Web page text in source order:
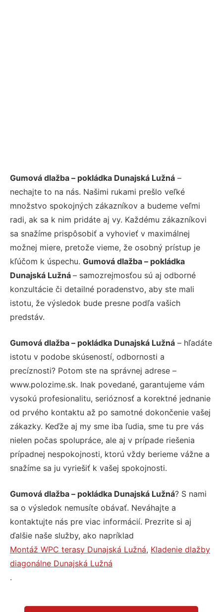
Gumová dlažba – pokládka Dunajská Lužná –
nechajte to na nás. Našimi rukami prešlo veľké
množstvo spokojných zákazníkov a budeme veľmi
radi, ak sa k nim pridáte aj vy. Každému zákazníkovi
sa snažíme prispôsobiť a vyhovieť v maximálnej
možnej miere, pretože vieme, že osobný prístup je
kľúčom k úspechu. Gumová dlažba – pokládka
Dunajská Lužná – samozrejmosťou sú aj odborné
konzultácie či detailné poradenstvo, aby ste mali
istotu, že výsledok bude presne podľa vašich
predstáv.
Gumová dlažba – pokládka Dunajská Lužná – hľadáte
istotu v podobe skúseností, odbornosti a
precíznosti? Potom ste na správnej adrese –
www.polozime.sk. Inak povedané, garantujeme vám
vysokú profesionalitu, serióznosť a korektné jednanie
od prvého kontaktu až po samotné dokončenie vašej
zákazky. Keďže aj my sme iba ľudia, sme tu pre vás
nielen počas spolupráce, ale aj v prípade riešenia
prípadnej nespokojnosti, ktorú vždy berieme vážne a
snažíme sa ju vyriešiť k vašej spokojnosti.
Gumová dlažba – pokládka Dunajská Lužná? S nami
sa o výsledok nemusíte obávať. Neváhajte a
kontaktujte nás pre viac informácií. Prezrite si aj
ďalšie naše služby, ako napríklad
Montáž WPC terasy Dunajská Lužná, Kladenie dlažby
diagonálne Dunajská Lužná
.